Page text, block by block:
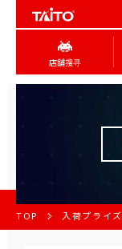
店舖搜寻
TOP 入荷プライズ